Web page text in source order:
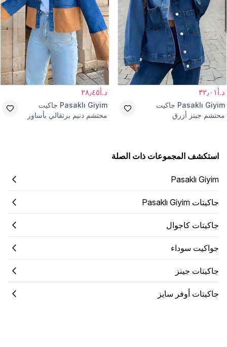
د.أ٣٢٫٠١
Pasaklı Giyim جاكيت
محتشم جينز أزرق
د.أ٢٨٫٤٥
Pasaklı Giyim جاكيت
محتشم دنيم برتقالي بأساور
استكشف المجموعات ذات الصلة
Pasaklı Giyim
جاكيتات Pasaklı Giyim
جاكيتات كاجوال
جواكيت سوداء
جاكيتات جينز
جاكيتات أوفر سايز